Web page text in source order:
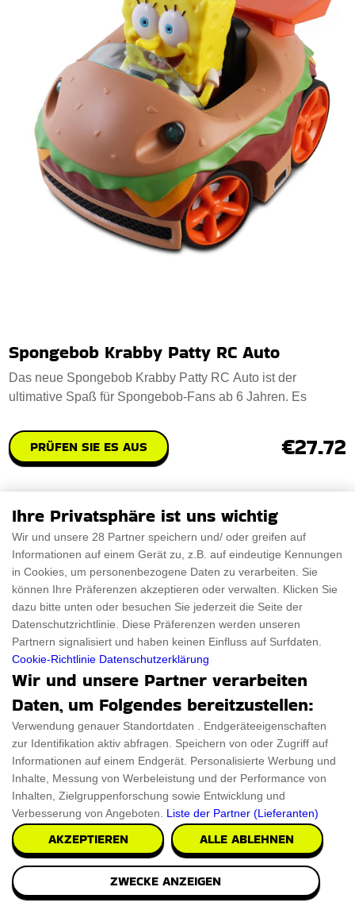
Spongebob Krabby Patty RC Auto
Das neue Spongebob Krabby Patty RC Auto ist der
ultimative Spaß für Spongebob-Fans ab 6 Jahren. Es
PRÜFEN SIE ES AUS €27.72
Ihre Privatsphäre ist uns wichtig
Wir und unsere 28 Partner speichern und/ oder greifen auf
Informationen auf einem Gerät zu, z.B. auf eindeutige Kennungen
in Cookies, um personenbezogene Daten zu verarbeiten. Sie
können Ihre Präferenzen akzeptieren oder verwalten. Klicken Sie
dazu bitte unten oder besuchen Sie jederzeit die Seite der
Datenschutzrichtlinie. Diese Präferenzen werden unseren
Partnern signalisiert und haben keinen Einfluss auf Surfdaten.
Cookie-Richtlinie Datenschutzerklärung
Wir und unsere Partner verarbeiten
Daten, um Folgendes bereitzustellen:
Verwendung genauer Standortdaten . Endgeräteeigenschaften
zur Identifikation aktiv abfragen. Speichern von oder Zugriff auf
Informationen auf einem Endgerät. Personalisierte Werbung und
Inhalte, Messung von Werbeleistung und der Performance von
Inhalten, Zielgruppenforschung sowie Entwicklung und
Verbesserung von Angeboten. Liste der Partner (Lieferanten)
AKZEPTIEREN ALLE ABLEHNEN
ZWECKE ANZEIGEN